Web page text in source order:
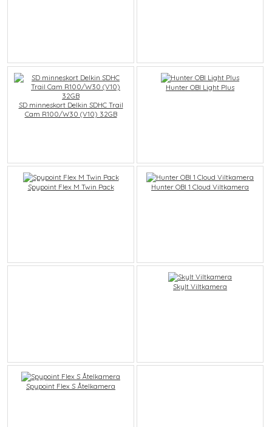
SD minneskort Delkin SDHC Trail
Cam R100/W30 (V10) 32GB
Hunter OBI Light Plus
Spypoint Flex M Twin Pack Hunter OBI 1 Cloud Viltkamera
Skylt Viltkamera
Spypoint Flex S Åtelkamera